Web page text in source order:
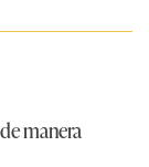
manera